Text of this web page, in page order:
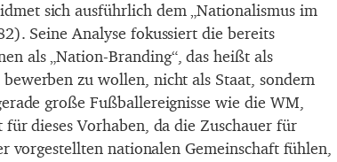
sich ausführlich dem „Nationalismus im
Seine Analyse fokussiert die bereits
als „Nation-Branding“, das heißt als
zu wollen, nicht als Staat, sondern
große Fußballereignisse wie die WM,
für dieses Vorhaben, da die Zuschauer für
vorgestellten nationalen Gemeinschaft fühlen,